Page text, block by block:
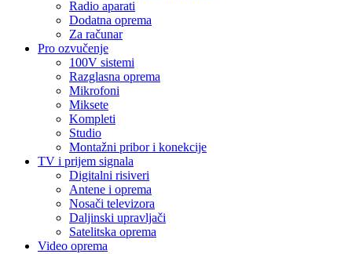
Radio aparati
Dodatna oprema
Za računar
Pro ozvučenje
100V sistemi
Razglasna oprema
Mikrofoni
Miksete
Kompleti
Studio
Montažni pribor i konekcije
TV i prijem signala
Digitalni risiveri
Antene i oprema
Nosači televizora
Daljinski upravljači
Satelitska oprema
Video oprema